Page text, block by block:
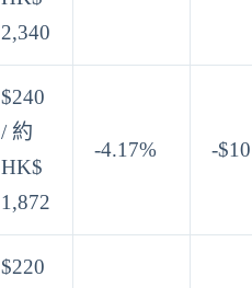
2,340
$240
/ 約
HK$
1,872
-4.17% -$10
$220